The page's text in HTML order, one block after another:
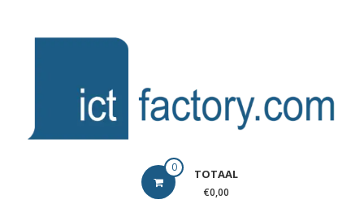
ICTFACTORY 0 TOTAAL
€0,00